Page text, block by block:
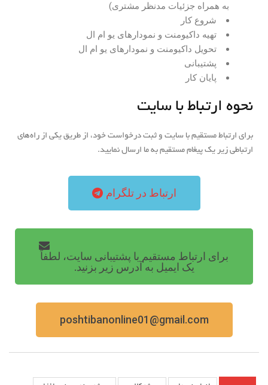
به همراه جزئیات مدنظر مشتری)
شروع کار
تهیه داکیومنت و نمودارهای یو ام ال
تحویل داکیومنت و نمودارهای یو ام ال
پشتیبانی
پایان کار
نحوه ارتباط با سایت
برای ارتباط مستقیم با سایت و ثبت درخواست خود، از طریق یکی از راه‌های
ارتباطی زیر یک پیغام مستقیم به ما ارسال نمایید.
ارتباط در تلگرام
برای ارتباط مستقیم با پشتیبانی سایت، لطفاً
یک ایمیل به آدرس زیر بزنید.
poshtibanonline01@gmail.com